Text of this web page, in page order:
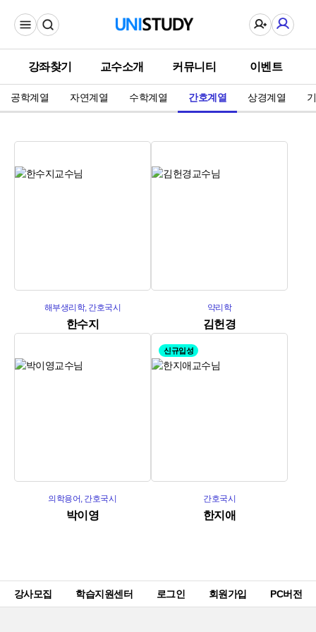
강좌찾기 교수소개 커뮤니티 이벤트
공학계열 자연계열 수학계열 간호계열 상경계열
해부생리학, 간호국시
한수지
약리학
김헌경
의학용어, 간호국시
박이영
신규입성
간호국시
한지애
강사모집 학습지원센터 로그인 회원가입 PC버전